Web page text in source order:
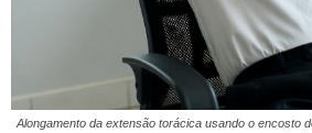
Alongamento da extensão torácica usando o encosto